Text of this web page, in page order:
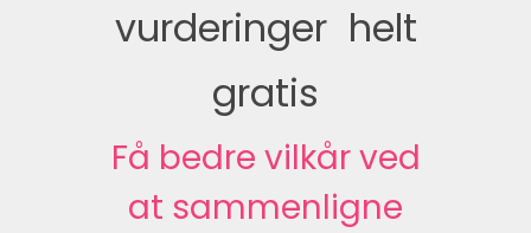
vurderinger  helt
gratis
Få bedre vilkår ved
at sammenligne